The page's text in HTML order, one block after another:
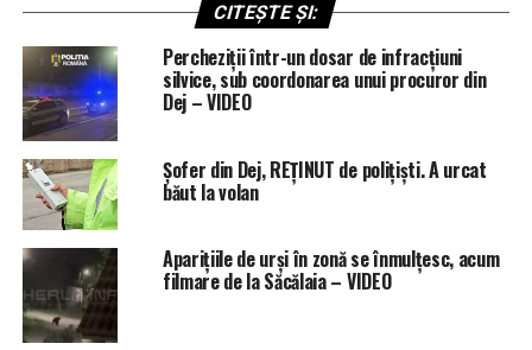
CITEȘTE ȘI:
Percheziții într-un dosar de infracțiuni
silvice, sub coordonarea unui procuror din
Dej – VIDEO
Șofer din Dej, REȚINUT de polițiști. A urcat
băut la volan
Aparițiile de urși în zonă se înmulțesc, acum
filmare de la Săcălaia – VIDEO